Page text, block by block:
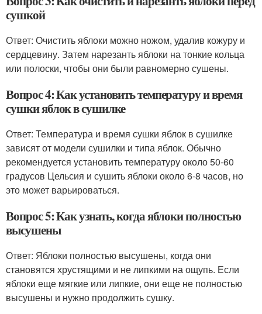
сушкой
Ответ: Очистить яблоки можно ножом, удалив кожуру и
сердцевину. Затем нарезанть яблоки на тонкие кольца
или полоски, чтобы они были равномерно сушены.
Вопрос 4: Как установить температуру и время
сушки яблок в сушилке
Ответ: Температура и время сушки яблок в сушилке
зависят от модели сушилки и типа яблок. Обычно
рекомендуется установить температуру около 50-60
градусов Цельсия и сушить яблоки около 6-8 часов, но
это может варьироваться.
Вопрос 5: Как узнать, когда яблоки полностью
высушены
Ответ: Яблоки полностью высушены, когда они
становятся хрустящими и не липкими на ощупь. Если
яблоки еще мягкие или липкие, они еще не полностью
высушены и нужно продолжить сушку.